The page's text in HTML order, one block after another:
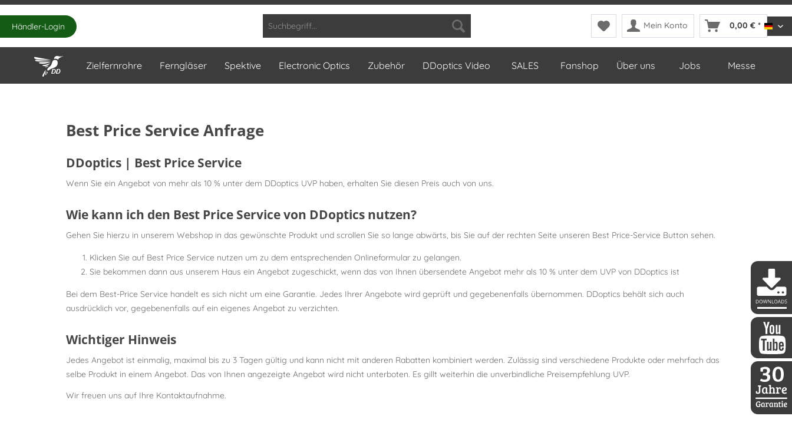
Händler-Login Mein Konto 0,00 € *
Zielfernrohre Ferngläser Spektive Electronic Optics Zubehör DDoptics Video SALES Fanshop Über uns Jobs Messe
Best Price Service Anfrage
DDoptics | Best Price Service
Wenn Sie ein Angebot von mehr als 10 % unter dem DDoptics UVP haben, erhalten Sie diesen Preis auch von uns.
Wie kann ich den Best Price Service von DDoptics nutzen?
Gehen Sie hierzu in unserem Webshop in das gewünschte Produkt und scrollen Sie so lange abwärts, bis Sie auf der rechten Seite unseren Best Price-Service Button sehen.
Klicken Sie auf Best Price Service nutzen um zu dem entsprechenden Onlineformular zu gelangen.
Sie bekommen dann aus unserem Haus ein Angebot zugeschickt, wenn das von Ihnen übersendete Angebot mehr als 10 % unter dem UVP von DDoptics ist
Bei dem Best-Price Service handelt es sich nicht um eine Garantie. Jedes Ihrer Angebote wird geprüft und gegebenenfalls übernommen. DDoptics behält sich auch
ausdrücklich vor, gegebenenfalls auf ein eigenes Angebot zu verzichten.
Wichtiger Hinweis
Jedes Angebot ist einmalig, maximal bis zu 3 Tagen gültig und kann nicht mit anderen Rabatten kombiniert werden. Zulässig sind verschiedene Produkte oder mehrfach das
selbe Produkt in einem Angebot. Das von Ihnen angezeigte Angebot wird nicht unterboten. Es gillt weiterhin die unverbindliche Preisempfehlung UVP.
Wir freuen uns auf Ihre Kontaktaufnahme.
DDoptics
DDoptics